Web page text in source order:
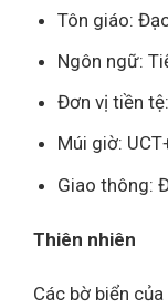
Tôn giáo:
Ngôn ngữ:
Đơn vị tiền
Múi giờ:
Giao thông:
Thiên nhiên
Các bờ biển